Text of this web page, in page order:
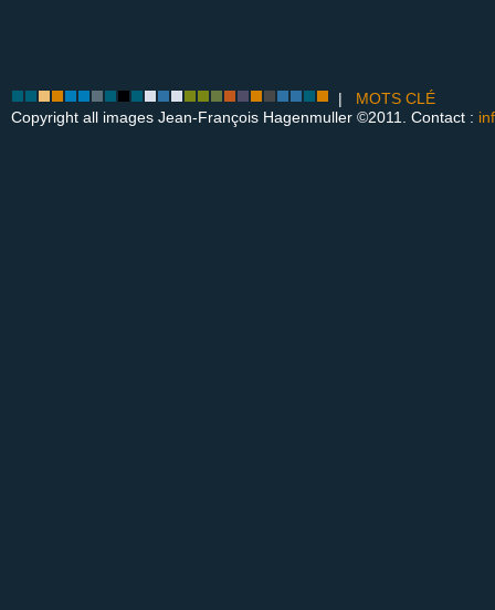
| MOTS CLÉ
Copyright all images Jean-François Hagenmuller ©2011. Contact :